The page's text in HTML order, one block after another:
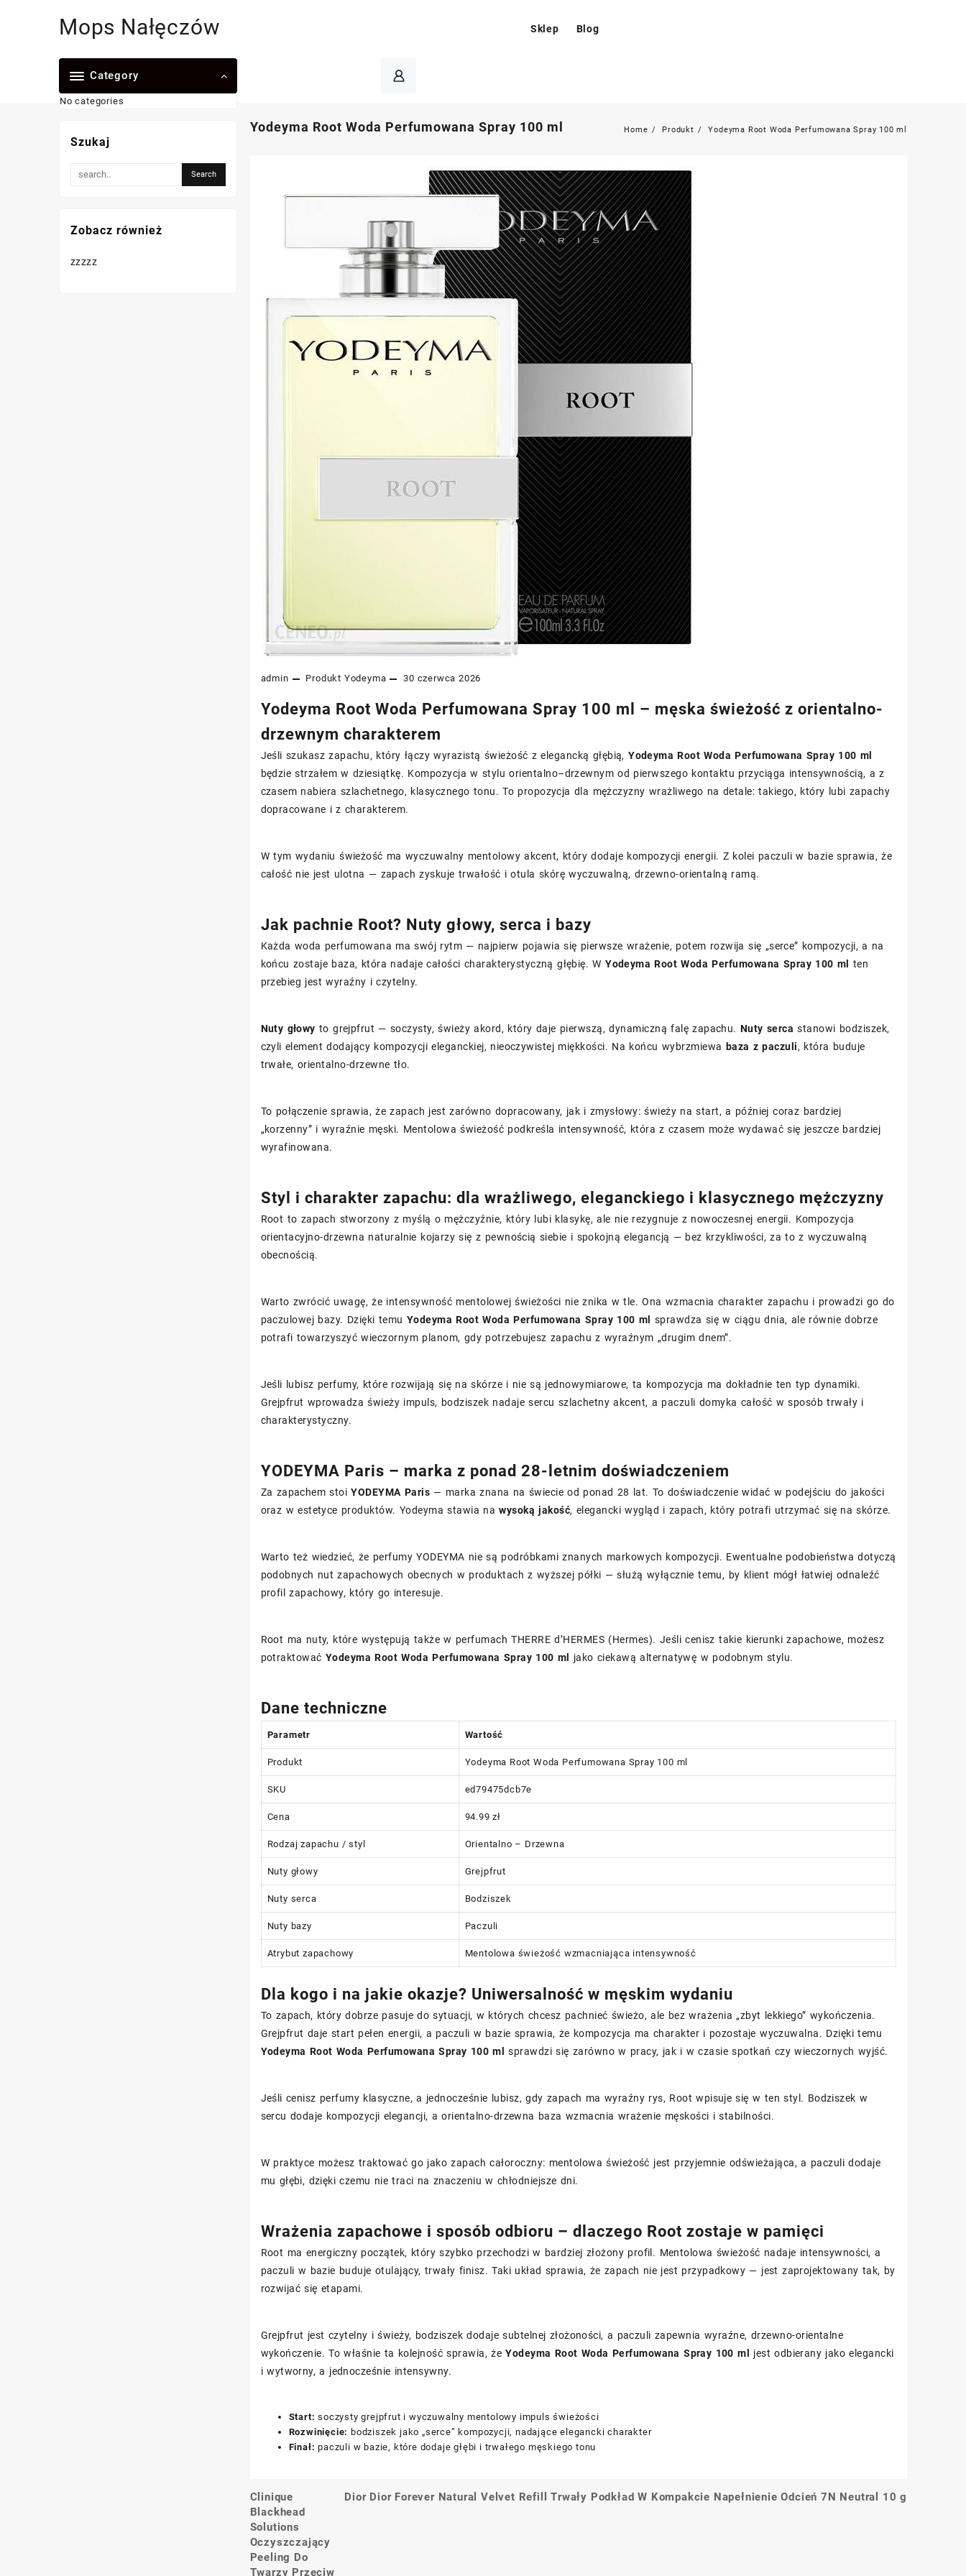
Mops Nałęczów Sklep Blog
Category
No categories
Yodeyma Root Woda Perfumowana Spray 100 ml Home Produkt Yodeyma Root Woda Perfumowana Spray 100 ml
admin Produkt Yodeyma 30 czerwca 2026
Yodeyma Root Woda Perfumowana Spray 100 ml – męska świeżość z orientalno-
drzewnym charakterem
Jeśli szukasz zapachu, który łączy wyrazistą świeżość z elegancką głębią,Yodeyma Root Woda Perfumowana Spray 100 ml
będzie strzałem w dziesiątkę. Kompozycja w stylu orientalno–drzewnym od pierwszego kontaktu przyciąga intensywnością, a z
czasem nabiera szlachetnego, klasycznego tonu. To propozycja dla mężczyzny wrażliwego na detale: takiego, który lubi zapachy
dopracowane i z charakterem.
W tym wydaniu świeżość ma wyczuwalny mentolowy akcent, który dodaje kompozycji energii. Z kolei paczuli w bazie sprawia, że
całość nie jest ulotna — zapach zyskuje trwałość i otula skórę wyczuwalną, drzewno-orientalną ramą.
Jak pachnie Root? Nuty głowy, serca i bazy
Każda woda perfumowana ma swój rytm — najpierw pojawia się pierwsze wrażenie, potem rozwija się „serce” kompozycji, a na
końcu zostaje baza, która nadaje całości charakterystyczną głębię. WYodeyma Root Woda Perfumowana Spray 100 ml
ten
przebieg jest wyraźny i czytelny.
Nuty głowy to grejpfrut — soczysty, świeży akord, który daje pierwszą, dynamiczną falę zapachu. Nuty serca stanowi bodziszek,
czyli element dodający kompozycji eleganckiej, nieoczywistej miękkości. Na końcu wybrzmiewa baza z paczuli, która buduje
trwałe, orientalno-drzewne tło.
To połączenie sprawia, że zapach jest zarówno dopracowany, jak i zmysłowy: świeży na start, a później coraz bardziej
„korzenny” i wyraźnie męski. Mentolowa świeżość podkreśla intensywność, która z czasem może wydawać się jeszcze bardziej
wyrafinowana.
Styl i charakter zapachu: dla wrażliwego, eleganckiego i klasycznego mężczyzny
Root to zapach stworzony z myślą o mężczyźnie, który lubi klasykę, ale nie rezygnuje z nowoczesnej energii. Kompozycja
orientacyjno-drzewna naturalnie kojarzy się z pewnością siebie i spokojną elegancją — bez krzykliwości, za to z wyczuwalną
obecnością.
Warto zwrócić uwagę, że intensywność mentolowej świeżości nie znika w tle. Ona wzmacnia charakter zapachu i prowadzi go do
paczulowej bazy. Dzięki temu Yodeyma Root Woda Perfumowana Spray 100 ml
sprawdza się w ciągu dnia, ale równie dobrze
potrafi towarzyszyć wieczornym planom, gdy potrzebujesz zapachu z wyraźnym „drugim dnem”.
Jeśli lubisz perfumy, które rozwijają się na skórze i nie są jednowymiarowe, ta kompozycja ma dokładnie ten typ dynamiki.
Grejpfrut wprowadza świeży impuls, bodziszek nadaje sercu szlachetny akcent, a paczuli domyka całość w sposób trwały i
charakterystyczny.
YODEYMA Paris – marka z ponad 28-letnim doświadczeniem
Za zapachem stoiYODEYMA Paris — marka znana na świecie od ponad 28 lat. To doświadczenie widać w podejściu do jakości
oraz w estetyce produktów. Yodeyma stawia nawysoką jakość, elegancki wygląd i zapach, który potrafi utrzymać się na skórze.
Warto też wiedzieć, że perfumy YODEYMA nie są podróbkami znanych markowych kompozycji. Ewentualne podobieństwa dotyczą
podobnych nut zapachowych obecnych w produktach z wyższej półki — służą wyłącznie temu, by klient mógł łatwiej odnaleźć
profil zapachowy, który go interesuje.
Root ma nuty, które występują także w perfumach THERRE d’HERMES (Hermes). Jeśli cenisz takie kierunki zapachowe, możesz
potraktować Yodeyma Root Woda Perfumowana Spray 100 ml jako ciekawą alternatywę w podobnym stylu.
Dane techniczne
Parametr Wartość
Produkt Yodeyma Root Woda Perfumowana Spray 100 ml
SKU ed79475dcb7e
Cena 94.99 zł
Rodzaj zapachu / styl Orientalno – Drzewna
Nuty głowy Grejpfrut
Nuty serca Bodziszek
Nuty bazy Paczuli
Atrybut zapachowy Mentolowa świeżość wzmacniająca intensywność
Dla kogo i na jakie okazje? Uniwersalność w męskim wydaniu
To zapach, który dobrze pasuje do sytuacji, w których chcesz pachnieć świeżo, ale bez wrażenia „zbyt lekkiego” wykończenia.
Grejpfrut daje start pełen energii, a paczuli w bazie sprawia, że kompozycja ma charakter i pozostaje wyczuwalna. Dzięki temu
Yodeyma Root Woda Perfumowana Spray 100 ml sprawdzi się zarówno w pracy, jak i w czasie spotkań czy wieczornych wyjść.
Jeśli cenisz perfumy klasyczne, a jednocześnie lubisz, gdy zapach ma wyraźny rys, Root wpisuje się w ten styl. Bodziszek w
sercu dodaje kompozycji elegancji, a orientalno-drzewna baza wzmacnia wrażenie męskości i stabilności.
W praktyce możesz traktować go jako zapach całoroczny: mentolowa świeżość jest przyjemnie odświeżająca, a paczuli dodaje
mu głębi, dzięki czemu nie traci na znaczeniu w chłodniejsze dni.
Wrażenia zapachowe i sposób odbioru – dlaczego Root zostaje w pamięci
Root ma energiczny początek, który szybko przechodzi w bardziej złożony profil. Mentolowa świeżość nadaje intensywności, a
paczuli w bazie buduje otulający, trwały finisz. Taki układ sprawia, że zapach nie jest przypadkowy — jest zaprojektowany tak, by
rozwijać się etapami.
Grejpfrut jest czytelny i świeży, bodziszek dodaje subtelnej złożoności, a paczuli zapewnia wyraźne, drzewno-orientalne
wykończenie. To właśnie ta kolejność sprawia, żeYodeyma Root Woda Perfumowana Spray 100 ml jest odbierany jako elegancki
i wytworny, a jednocześnie intensywny.
Start: soczysty grejpfrut i wyczuwalny mentolowy impuls świeżości
Rozwinięcie: bodziszek jako „serce” kompozycji, nadające elegancki charakter
Finał: paczuli w bazie, które dodaje głębi i trwałego męskiego tonu
Nawigacja
wpisu
Clinique
Blackhead
Solutions
Oczyszczający
Peeling Do
Twarzy Przeciw
Dior Dior Forever Natural Velvet Refill Trwały Podkład W Kompakcie Napełnienie Odcień 7N Neutral 10 g
Szukaj
Zobacz również
zzzzz